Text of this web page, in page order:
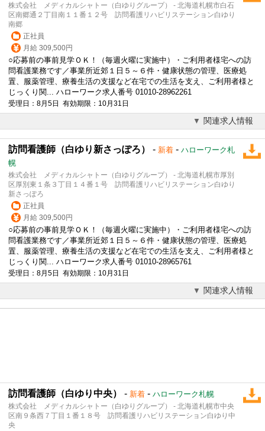
株式会社 メディカルシャトー（白ゆりグループ） - 北海道札幌市白石
区南郷通２丁目南１１番１２号 訪問看護リハビリステーション白ゆり
南郷
正社員
月給 309,500円
○応募前の事前見学ＯＫ！（毎週火曜に実施中）・ご利用者様宅への訪
問看護業務です／事業所近郊１日５～６件・健康状態の管理、医療処
置、服薬管理、療養生活の支援など在宅での生活を支え、ご利用者様と
じっくり関... ハローワーク求人番号 01010-28962261
受理日：8月5日 有効期限：10月31日
関連求人情報
訪問看護師（白ゆり新さっぽろ） - 新着 - ハローワーク札
幌
株式会社 メディカルシャトー（白ゆりグループ） - 北海道札幌市厚別
区厚別東１条３丁目１４番１号 訪問看護リハビリステーション白ゆり
新さっぽろ
正社員
月給 309,500円
○応募前の事前見学ＯＫ！（毎週火曜に実施中）・ご利用者様宅への訪
問看護業務です／事業所近郊１日５～６件・健康状態の管理、医療処
置、服薬管理、療養生活の支援など在宅での生活を支え、ご利用者様と
じっくり関... ハローワーク求人番号 01010-28965761
受理日：8月5日 有効期限：10月31日
関連求人情報
訪問看護師（白ゆり中央） - 新着 - ハローワーク札幌
株式会社 メディカルシャトー（白ゆりグループ） - 北海道札幌市中央
区南９条西７丁目１番１８号 訪問看護リハビリステーション白ゆり中
央